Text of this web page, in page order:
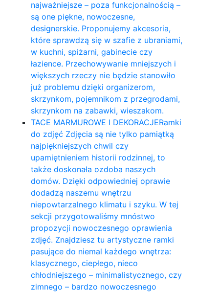
najważniejsze – poza funkcjonalnością –
są one piękne, nowoczesne,
designerskie. Proponujemy akcesoria,
które sprawdzą się w szafie z ubraniami,
w kuchni, spiżarni, gabinecie czy
łazience. Przechowywanie mniejszych i
większych rzeczy nie będzie stanowiło
już problemu dzięki organizerom,
skrzynkom, pojemnikom z przegrodami,
skrzynkom na zabawki, wieszakom.
TACE MARMUROWE I DEKORACJERamki
do zdjęć Zdjęcia są nie tylko pamiątką
najpiękniejszych chwil czy
upamiętnieniem historii rodzinnej, to
także doskonała ozdoba naszych
domów. Dzięki odpowiedniej oprawie
dodadzą naszemu wnętrzu
niepowtarzalnego klimatu i szyku. W tej
sekcji przygotowaliśmy mnóstwo
propozycji nowoczesnego oprawienia
zdjęć. Znajdziesz tu artystyczne ramki
pasujące do niemal każdego wnętrza:
klasycznego, ciepłego, nieco
chłodniejszego – minimalistycznego, czy
zimnego – bardzo nowoczesnego